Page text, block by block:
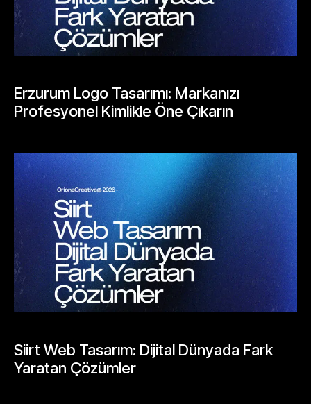
Erzurum Logo Tasarımı: Markanızı
Profesyonel Kimlikle Öne Çıkarın
Siirt Web Tasarım: Dijital Dünyada Fark
Yaratan Çözümler